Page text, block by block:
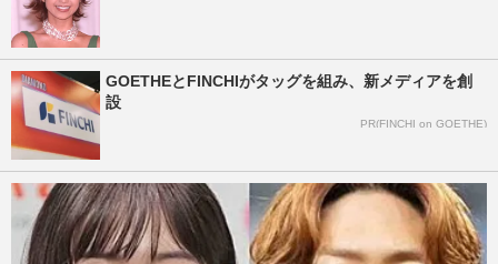
GOETHEとFINCHIがタッグを組み、新メディアを創
設
PR(FINCHI on GOETHE)